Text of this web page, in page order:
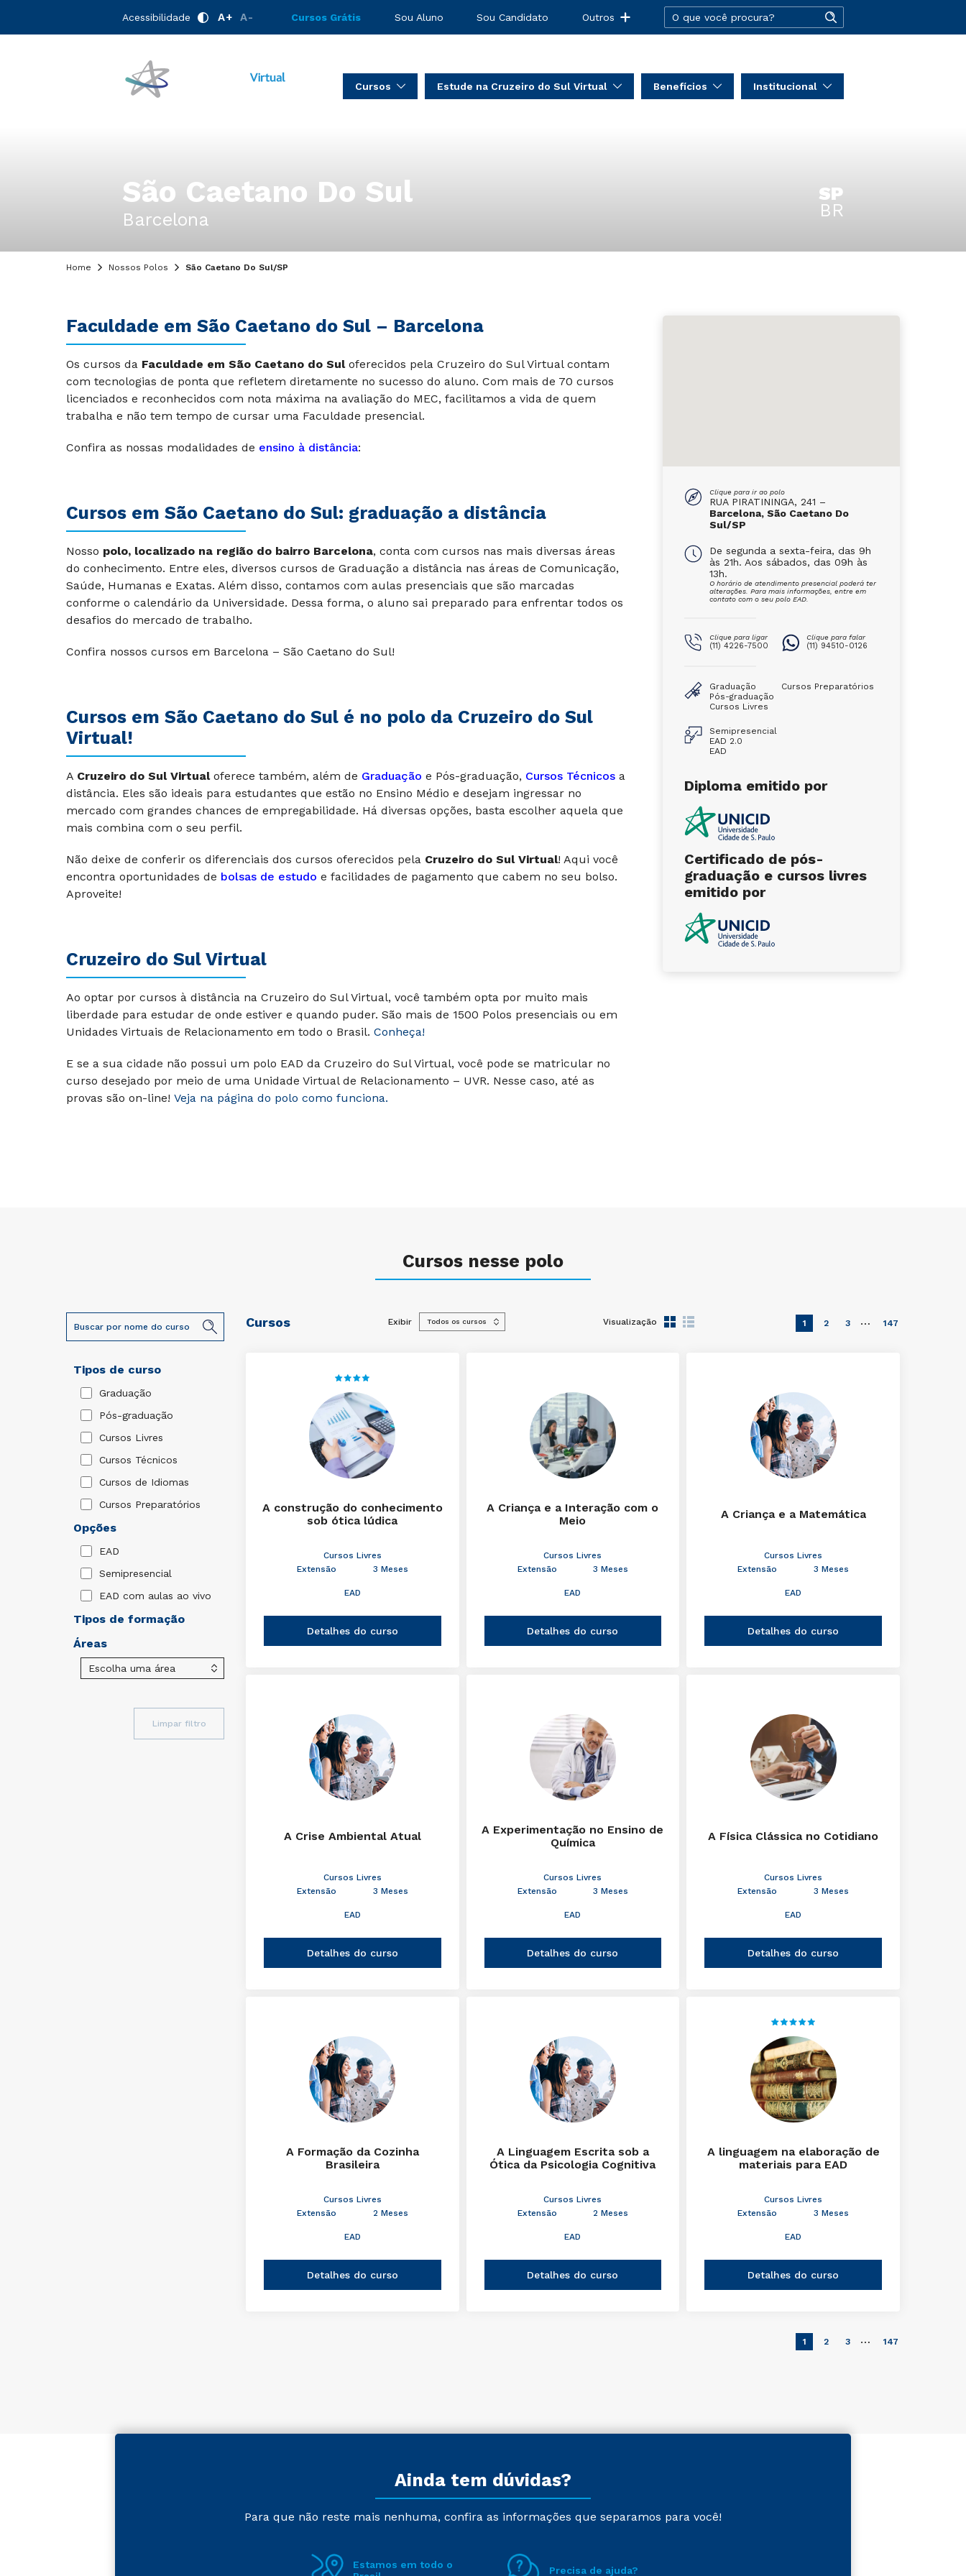
Acessibilidade A+ A- Cursos Grátis Sou Aluno Sou Candidato Outros
Cursos Estude na Cruzeiro do Sul Virtual Benefícios Institucional
São Caetano Do Sul
Barcelona
SP
BR
Home Nossos Polos São Caetano Do Sul/SP
Faculdade em São Caetano do Sul – Barcelona
Os cursos da Faculdade em São Caetano do Suloferecidos pela Cruzeiro do Sul Virtual contam
com tecnologias de ponta que refletem diretamente no sucesso do aluno. Com mais de 70 cursos
licenciados e reconhecidos com nota máxima na avaliação do MEC, facilitamos a vida de quem
trabalha e não tem tempo de cursar uma Faculdade presencial.
Confira as nossas modalidades de ensino à distância:
Cursos em São Caetano do Sul: graduação a distância
Nosso polo, localizado na região do bairro Barcelona, conta com cursos nas mais diversas áreas
do conhecimento. Entre eles, diversos cursos de Graduação a distância nas áreas de Comunicação,
Saúde, Humanas e Exatas. Além disso, contamos com aulas presenciais que são marcadas
conforme o calendário da Universidade. Dessa forma, o aluno sai preparado para enfrentar todos os
desafios do mercado de trabalho.
Confira nossos cursos em Barcelona – São Caetano do Sul!
Cursos em São Caetano do Sul é no polo da Cruzeiro do Sul
Virtual!
A Cruzeiro do Sul Virtualoferece também, além de Graduação e Pós-graduação, Cursos Técnicos a
distância. Eles são ideais para estudantes que estão no Ensino Médio e desejam ingressar no
mercado com grandes chances de empregabilidade. Há diversas opções, basta escolher aquela que
mais combina com o seu perfil.
Não deixe de conferir os diferenciais dos cursos oferecidos pela Cruzeiro do Sul Virtual! Aqui você
encontra oportunidades de bolsas de estudo e facilidades de pagamento que cabem no seu bolso.
Aproveite!
Cruzeiro do Sul Virtual
Ao optar por cursos à distância na Cruzeiro do Sul Virtual, você também opta por muito mais
liberdade para estudar de onde estiver e quando puder. São mais de 1500 Polos presenciais ou em
Unidades Virtuais de Relacionamento em todo o Brasil. Conheça!
E se a sua cidade não possui um polo EAD da Cruzeiro do Sul Virtual, você pode se matricular no
curso desejado por meio de uma Unidade Virtual de Relacionamento – UVR. Nesse caso, até as
provas são on-line! Veja na página do polo como funciona.
Clique para ir ao polo
RUA PIRATININGA, 241 –
Barcelona, São Caetano Do
Sul/SP
De segunda a sexta-feira, das 9h
às 21h. Aos sábados, das 09h às
13h.
O horário de atendimento presencial poderá ter
alterações. Para mais informações, entre em
contato com o seu polo EAD.
Clique para ligar
(11) 4226-7500
Clique para falar
(11) 94510-0126
Graduação
Pós-graduação
Cursos Livres
Cursos Preparatórios
Semipresencial
EAD 2.0
EAD
Diploma emitido por
Certificado de pós-
graduação e cursos livres
emitido por
Cursos nesse polo
Tipos de curso
Graduação
Pós-graduação
Cursos Livres
Cursos Técnicos
Cursos de Idiomas
Cursos Preparatórios
Opções
EAD
Semipresencial
EAD com aulas ao vivo
Tipos de formação
Áreas
Limpar filtro
Cursos Exibir Visualização 1 2 3 … 147
A construção do conhecimento
sob ótica lúdica
Cursos Livres
Extensão
3 Meses
EAD
Detalhes do curso
A Criança e a Interação com o
Meio
Cursos Livres
Extensão
3 Meses
EAD
Detalhes do curso
A Criança e a Matemática
Cursos Livres
Extensão
3 Meses
EAD
Detalhes do curso
A Crise Ambiental Atual
Cursos Livres
Extensão
3 Meses
EAD
Detalhes do curso
A Experimentação no Ensino de
Química
Cursos Livres
Extensão
3 Meses
EAD
Detalhes do curso
A Física Clássica no Cotidiano
Cursos Livres
Extensão
3 Meses
EAD
Detalhes do curso
A Formação da Cozinha
Brasileira
Cursos Livres
Extensão
2 Meses
EAD
Detalhes do curso
A Linguagem Escrita sob a
Ótica da Psicologia Cognitiva
Cursos Livres
Extensão
2 Meses
EAD
Detalhes do curso
A linguagem na elaboração de
materiais para EAD
Cursos Livres
Extensão
3 Meses
EAD
Detalhes do curso
1 2 3 … 147
Ainda tem dúvidas?
Para que não reste mais nenhuma, confira as informações que separamos para você!
Estamos em todo o
Precisa de ajuda?